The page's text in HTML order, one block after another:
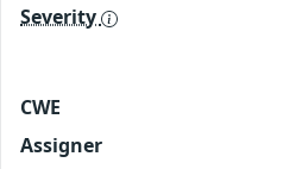
Severity
CWE
Assigner